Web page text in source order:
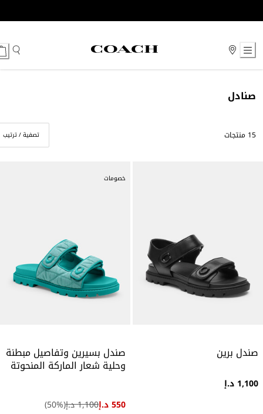
to
صنادل
15 منتجات تصفية / ترتيب
صندل برين
1,100 د.إ
خصومات
صندل بسيرين وتفاصيل مبطنة
وحلية شعار الماركة المنحوتة
550 د.إ 1,100 د.إ (
50%)